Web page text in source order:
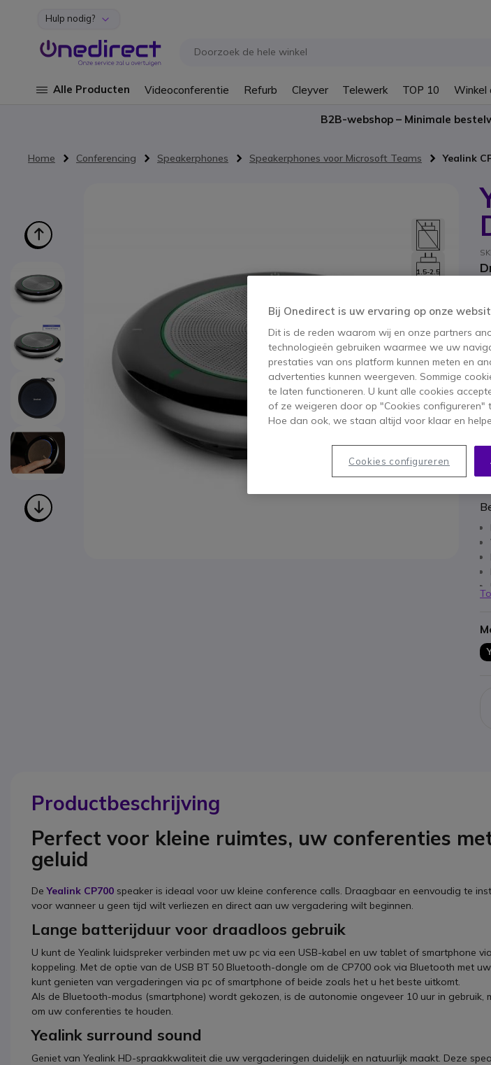
Ga naar de inhoud
Hulp nodig?
Alle Producten Videoconferentie Refurb Cleyver Telewerk TOP 10 Winkel
B2B-webshop – Minimale
Home Conferencing Speakerphones Speakerphones voor Microsoft Teams Yealink
1.5-2.5
Productbeschrijving
Perfect voor kleine ruimtes, uw conferenties
geluid
DeYealink CP700 speaker is ideaal voor uw kleine conference calls. Draagbaar en eenvoudig te
voor wanneer u geen tijd wilt verliezen en direct aan uw vergadering wilt beginnen.
Lange batterijduur voor draadloos gebruik
U kunt de Yealink luidspreker verbinden met uw pc via een USB-kabel en uw tablet of smartphone
koppeling. Met de optie van de USB BT 50 Bluetooth-dongle om de CP700 ook via Bluetooth met
kunt genieten van vergaderingen via pc of smartphone of beide zoals het u het beste uitkomt.
Als de Bluetooth-modus (smartphone) wordt gekozen, is de autonomie ongeveer 10 uur in gebruik,
om uw conferenties te houden.
Yealink surround sound
Geniet van Yealink HD-spraakkwaliteit die uw vergaderingen duidelijk en natuurlijk maakt. Deze
Bij Onedirect is uw ervaring op onze
Dit is de reden waarom wij en onze partners
technologieën gebruiken waarmee we uw
prestaties van ons platform kunnen meten en
advertenties kunnen weergeven. Sommige
te laten functioneren. U kunt alle cookies
of ze weigeren door op "Cookies configureren"
Hoe dan ook, we staan altijd voor klaar en
Cookies configureren